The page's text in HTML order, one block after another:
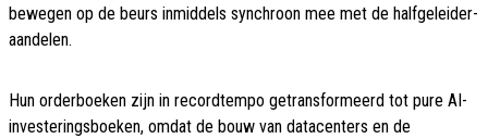
bewegen op de beurs inmiddels synchroon mee met de halfgeleider-
aandelen.
Hun orderboeken zijn in recordtempo getransformeerd tot pure AI-
investeringsboeken, omdat de bouw van datacenters en de